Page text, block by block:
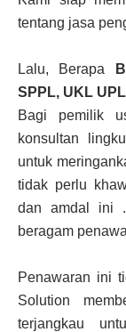
tentang jasa
Lalu, Berapa
SPPL, UKL
Bagi pemilik
konsultan
untuk
tidak perlu
dan amdal ini .
beragam
Penawaran ini
Solution
terjangkau